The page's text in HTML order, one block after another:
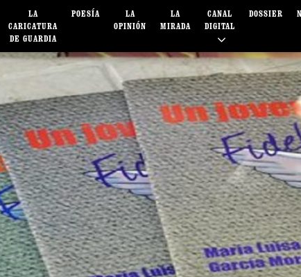
LA
CARICATURA
DE GUARDIA
POESÍA
LA
OPINIÓN
LA
MIRADA
CANAL
DIGITAL
DOSSIER